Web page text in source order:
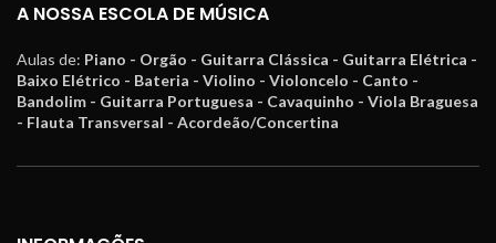
A NOSSA ESCOLA DE MÚSICA
Aulas de: Piano - Orgão - Guitarra Clássica - Guitarra Elétrica -
Baixo Elétrico - Bateria - Violino - Violoncelo - Canto -
Bandolim - Guitarra Portuguesa - Cavaquinho - Viola Braguesa
- Flauta Transversal - Acordeão/Concertina